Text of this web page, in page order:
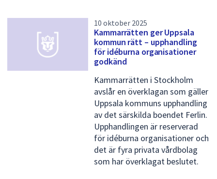
l
d
10 oktober 2025
Kammarrätten ger Uppsala
kommun rätt – upphandling
för idéburna organisationer
godkänd
Kammarrätten i Stockholm
avslår en överklagan som gäller
Uppsala kommuns upphandling
av det särskilda boendet Ferlin.
Upphandlingen är reserverad
för idéburna organisationer och
det är fyra privata vårdbolag
som har överklagat beslutet.